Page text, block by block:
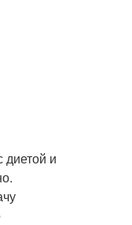
диетой и